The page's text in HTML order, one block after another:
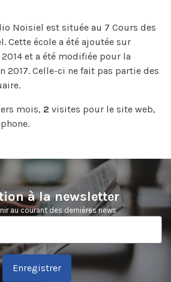
Noisiel est située au 7 Cours des
Cette école a été ajoutée sur
et a été modifiée pour la
2017. Celle-ci ne fait pas partie des
mois, 2 visites pour le site web,
à la newsletter
au courant des dernières news
Enregistrer